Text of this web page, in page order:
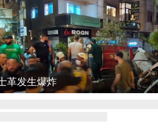
图集
云南弥勒：欢庆火把节